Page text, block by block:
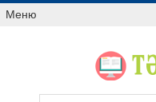
Меню